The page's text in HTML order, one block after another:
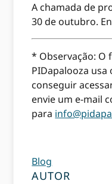
A chamada de
30 de outubro.
* Observação: O
PIDapalooza usa
conseguir
envie um e-mail
para
Blog
AUTOR